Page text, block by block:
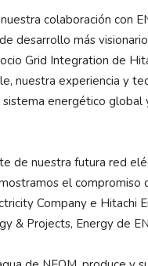
colaboración con
desarrollo más
Grid Integration de
nuestra experiencia y
energético global
de nuestra futura red
el compromiso
Company e Hitachi
& Projects, Energy de